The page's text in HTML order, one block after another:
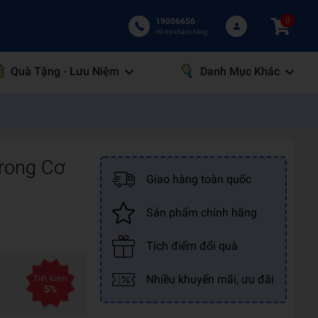
19006656
Hỗ trợ khách hàng
0
Quà Tặng - Lưu Niệm Danh Mục Khác
Cơ
Tiết kiệm
5%
Giao hàng toàn quốc
Sản phẩm chính hãng
Tích điểm đổi quà
Nhiều khuyến mãi, ưu đãi